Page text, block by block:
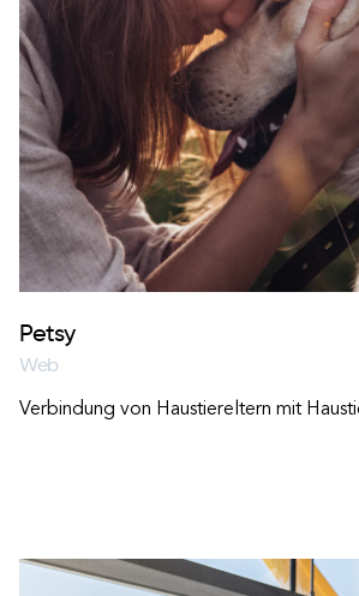
Petsy
Web
Verbindung von Haustiereltern mit